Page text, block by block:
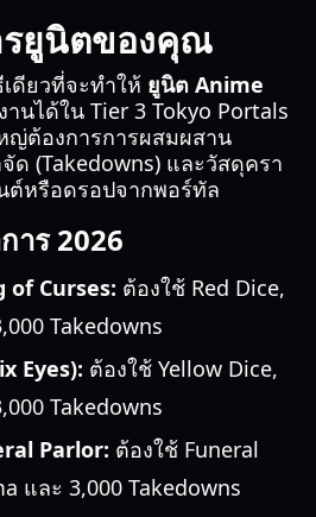
ยูนิตของคุณ
ดียวที่จะทำให้ ยูนิต Anime
นได้ใน Tier 3 Tokyo Portals
ญ่ต้องการการผสมผสาน
ด (Takedowns) และวัสดุครา
ต์หรือดรอปจากพอร์ทัล
าร 2026
of Curses: ต้องใช้ Red Dice,
Takedowns
Eyes): ต้องใช้ Yellow Dice,
Takedowns
Parlor: ต้องใช้ Funeral
และ 3,000 Takedowns